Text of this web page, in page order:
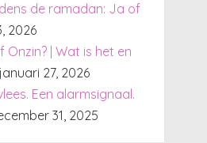
de ramadan: Ja of
2026
Onzin? | Wat is het en
januari 27, 2026
Een alarmsignaal.
31, 2025